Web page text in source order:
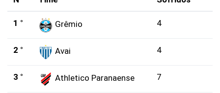
1 ° Grêmio 4
2 ° Avai 4
3 ° Athletico Paranaense 7